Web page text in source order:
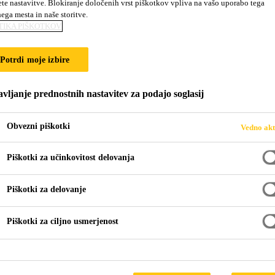
sisteme tlakov, iz metakrilata,
s poliuretani modificirana polimetil-metakrilatna
premike podlage tudi pri nizkih temperaturah,
razpok
nastavitve. Blokiranje določenih vrst piškotkov vpliva na vašo uporabo tega
mesta in naše storitve.
PIŠKOTKOV
Potrdi moje izbire
prednostnih nastavitev za podajo soglasij
Obvezni piškotki Vedno
Piškotki za učinkovitost delovanja
Piškotki za delovanje
Piškotki za ciljno usmerjenost